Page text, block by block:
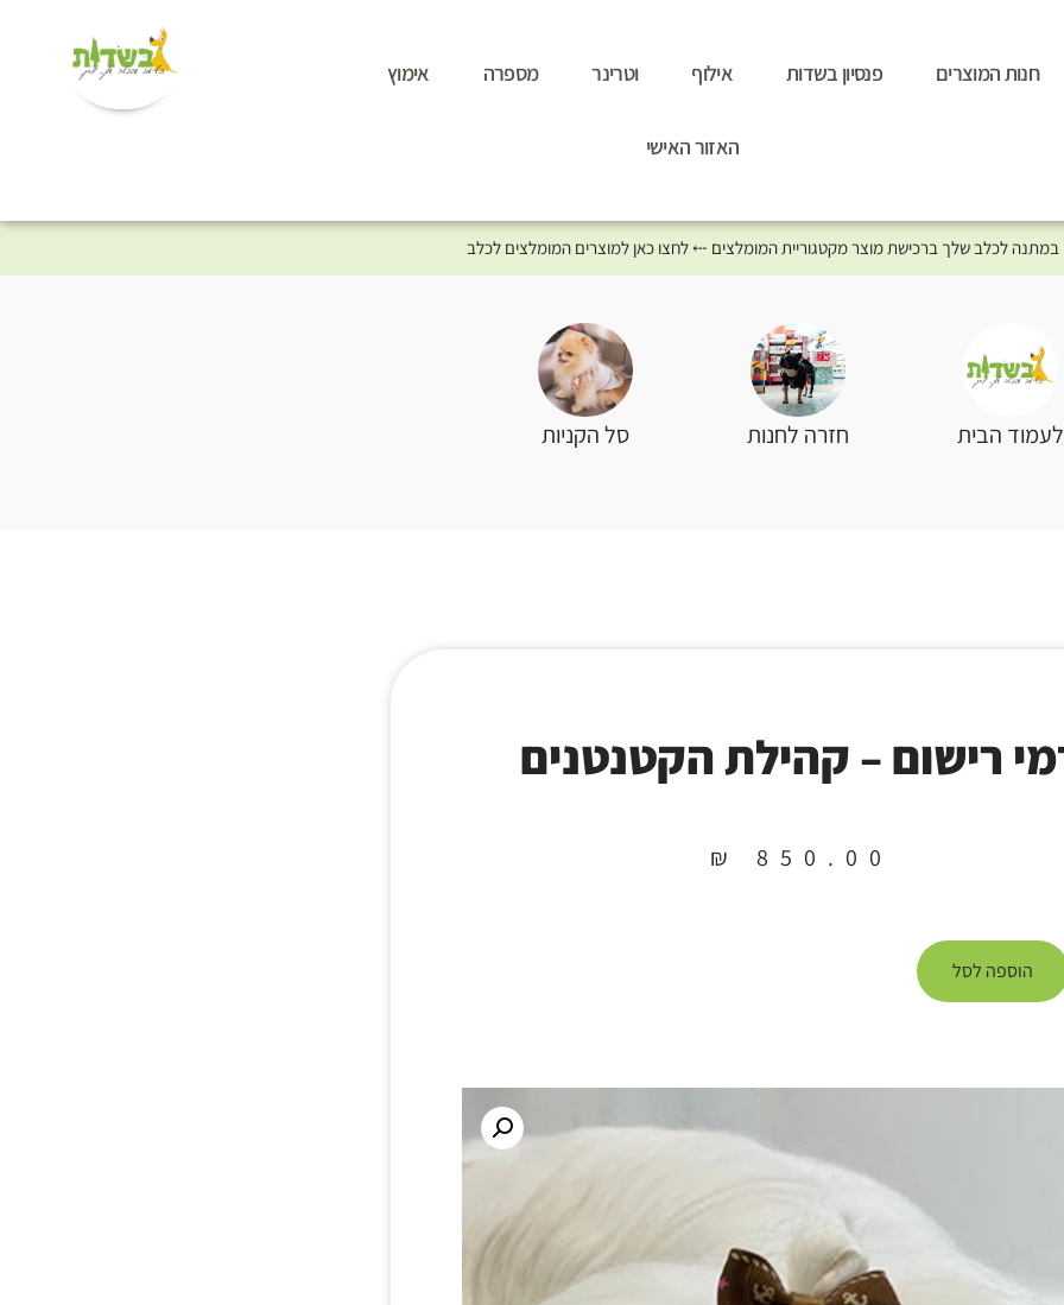
חנות המוצרים פנסיון בשדות אילוף וטרינר מספרה אימוץ
האזור האישי
לעמוד הבית חזרה לחנות סל הקניות
רישום – קהילת הקטנטנים
₪ 850.00
הוספה לסל